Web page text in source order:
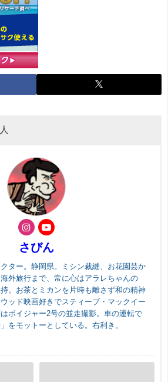
さびん
ター。静岡県。ミシン裁縫、お花園芸か
外旅行まで、常に心はアラレちゃんの
持。お茶とミカンを片時も離さず和の精神
ッド映画好きでスティーブ・マックイー
ボイジャー2号の並走撮影。車の運転で
をモットーとしている。右利き。